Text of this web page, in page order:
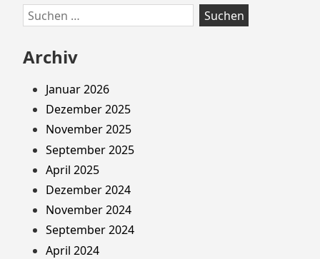
Suchen
nach:
Archiv
Januar 2026
Dezember 2025
November 2025
September 2025
April 2025
Dezember 2024
November 2024
September 2024
April 2024